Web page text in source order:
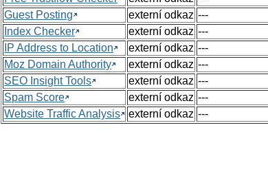
Guest Posting
externí odkaz ---
Index Checker
externí odkaz ---
IP Address to Location
externí odkaz ---
Moz Domain Authority
externí odkaz ---
SEO Insight Tools
externí odkaz ---
Spam Score
externí odkaz ---
Website Traffic Analysis
externí odkaz ---